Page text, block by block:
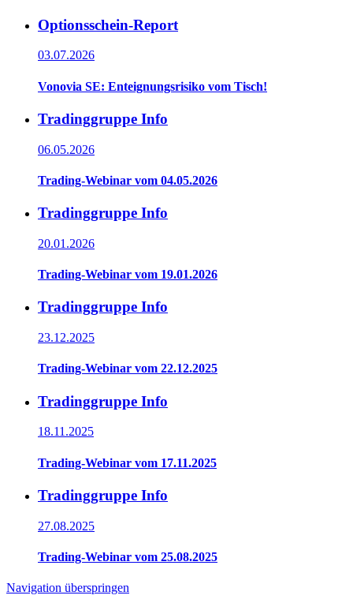
Optionsschein-Report
03.07.2026
Vonovia SE: Enteignungsrisiko vom Tisch!
Tradinggruppe Info
06.05.2026
Trading-Webinar vom 04.05.2026
Tradinggruppe Info
20.01.2026
Trading-Webinar vom 19.01.2026
Tradinggruppe Info
23.12.2025
Trading-Webinar vom 22.12.2025
Tradinggruppe Info
18.11.2025
Trading-Webinar vom 17.11.2025
Tradinggruppe Info
27.08.2025
Trading-Webinar vom 25.08.2025
Navigation überspringen